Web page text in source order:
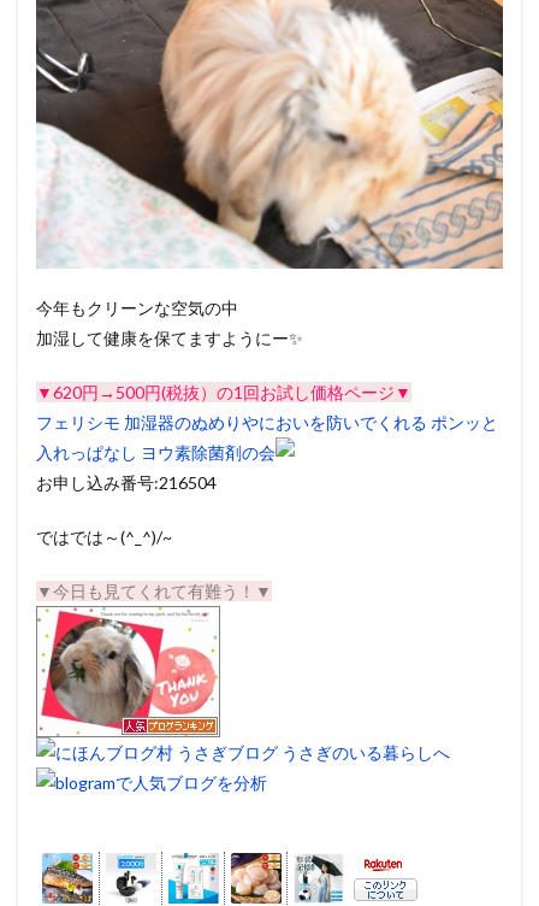
今年もクリーンな空気の中
加湿して健康を保てますようにー✨
▼620円→500円(税抜）の1回お試し価格ページ▼
フェリシモ 加湿器のぬめりやにおいを防いでくれる ポンッと
入れっぱなし ヨウ素除菌剤の会
お申し込み番号:216504
ではでは～(^_^)/~
▼今日も見てくれて有難う！▼